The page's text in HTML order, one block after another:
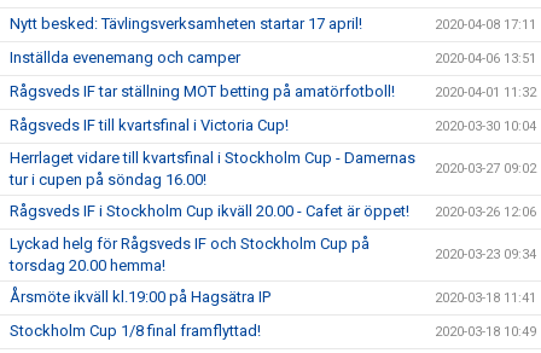
Nytt besked: Tävlingsverksamheten startar 17 april! 2020-04-08 17:11
Inställda evenemang och camper 2020-04-06 13:51
Rågsveds IF tar ställning MOT betting på amatörfotboll! 2020-04-01 11:32
Rågsveds IF till kvartsfinal i Victoria Cup! 2020-03-30 10:04
Herrlaget vidare till kvartsfinal i Stockholm Cup - Damernas
tur i cupen på söndag 16.00!
2020-03-27 09:02
Rågsveds IF i Stockholm Cup ikväll 20.00 - Cafet är öppet! 2020-03-26 12:06
Lyckad helg för Rågsveds IF och Stockholm Cup på
torsdag 20.00 hemma!
2020-03-23 09:34
Årsmöte ikväll kl.19:00 på Hagsätra IP 2020-03-18 11:41
Stockholm Cup 1/8 final framflyttad! 2020-03-18 10:49